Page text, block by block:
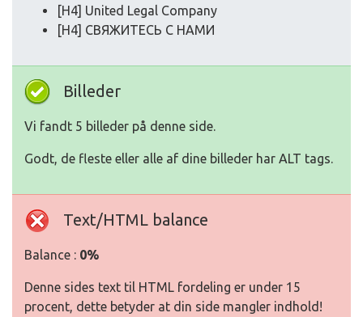
[H4] United Legal Company
[H4] СВЯЖИТЕСЬ С НАМИ
Billeder
Vi fandt 5 billeder på denne side.
Godt, de fleste eller alle af dine billeder har ALT tags.
Text/HTML balance
Balance : 0%
Denne sides text til HTML fordeling er under 15
procent, dette betyder at din side mangler indhold!